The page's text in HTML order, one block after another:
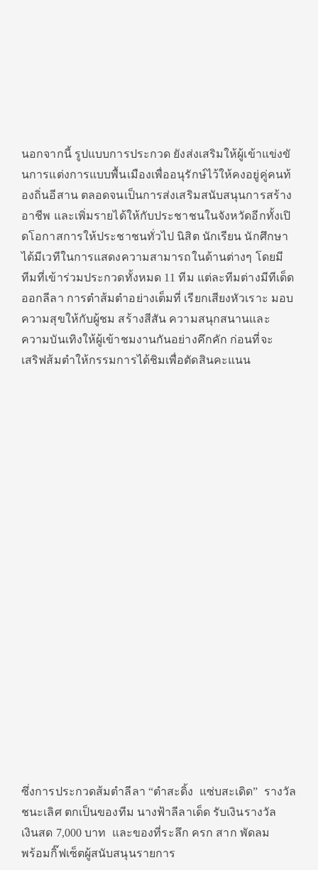
นอกจากนี้ รูปแบบการประกวด ยังส่งเสริมให้ผู้เข้าแข่งขั
นการแต่งการแบบพื้นเมืองเพื่ออนุรักษ์ไว้ให้คงอยู่คู่คนท้
องถิ่นอีสาน ตลอดจนเป็นการส่งเสริมสนับสนุนการสร้าง
อาชีพ และเพิ่มรายได้ให้กับประชาชนในจังหวัดอีกทั้งเปิ
ดโอกาสการให้ประชาชนทั่วไป นิสิต นักเรียน นักศึกษา
ได้มีเวทีในการแสดงความสามารถในด้านต่างๆ โดยมี
ทีมที่เข้าร่วมประกวดทั้งหมด 11 ทีม แต่ละทีมต่างมีทีเด็ด
ออกลีลา การตำส้มตำอย่างเต็มที่ เรียกเสียงหัวเราะ มอบ
ความสุขให้กับผู้ชม สร้างสีสัน ความสนุกสนานและ
ความบันเทิงให้ผู้เข้าชมงานกันอย่างคึกคัก ก่อนที่จะ
เสริฟส้มตำให้กรรมการได้ชิมเพื่อตัดสินคะแนน
ซึ่งการประกวดส้มตำลีลา “ตำสะดิ้ง แซ่บสะเดิด” รางวัล
ชนะเลิศ ตกเป็นของทีม นางฟ้าลีลาเด็ด รับเงินรางวัล
เงินสด 7,000 บาท และของที่ระลึก ครก สาก พัดลม
พร้อมกิ๊ฟเซ็ตผู้สนับสนุนรายการ